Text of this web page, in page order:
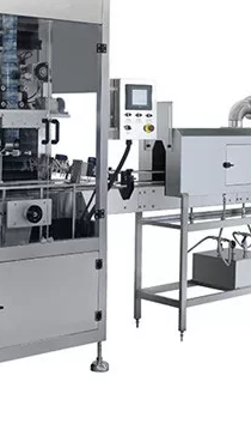
προϊόντων σας. Κατά τη
θα εξετάσουμε τις
επισήμανσής σας